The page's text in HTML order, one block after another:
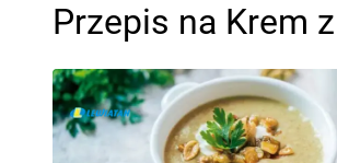
Przepis na Krem